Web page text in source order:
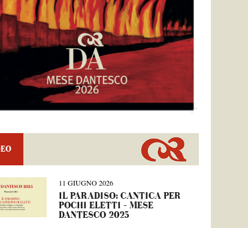
11 GIUGNO 2026
IL PARADISO: CANTICA PER
POCHI ELETTI – MESE
DANTESCO 2025